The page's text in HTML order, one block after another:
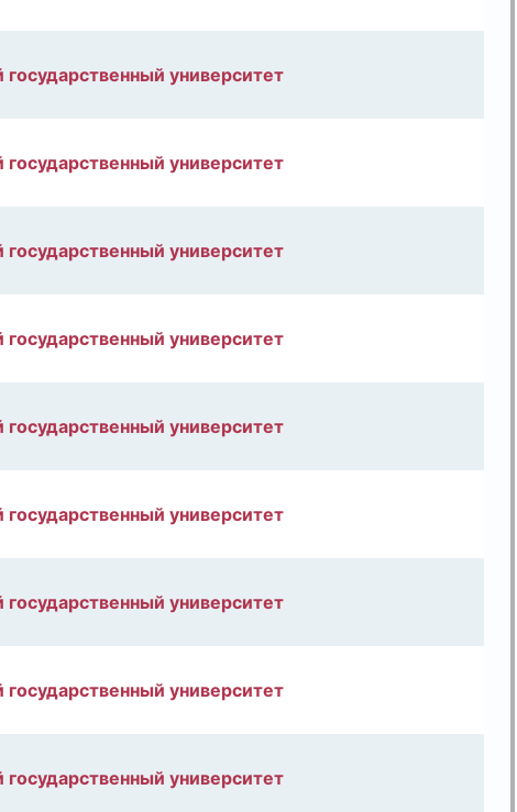
государственный университет
государственный университет
государственный университет
государственный университет
государственный университет
государственный университет
государственный университет
государственный университет
государственный университет